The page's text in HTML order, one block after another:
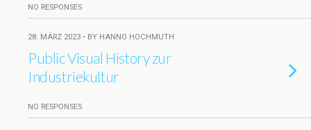
NO RESPONSES
28. MÄRZ 2023 • BY HANNO HOCHMUTH
Public Visual History zur
Industriekultur
NO RESPONSES